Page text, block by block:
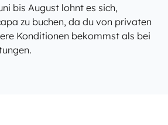
bis August lohnt es sich,
zu buchen, da du von privaten
Konditionen bekommst als bei